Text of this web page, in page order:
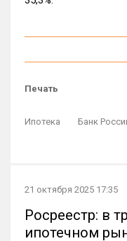
Печать
Ипотека Банк
21 октября 2025 17:35
Росреестр: в
ипотечном